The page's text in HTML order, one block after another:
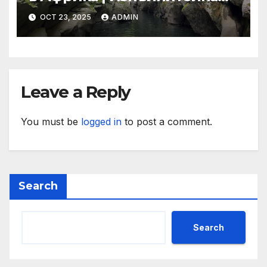
агенция за насърчаване на
малките и средните
предприятия
OCT 23, 2025 ADMIN
Leave a Reply
You must be logged in to post a comment.
Search
Search